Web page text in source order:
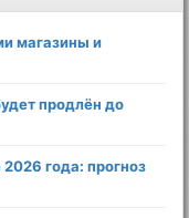
магазины и
продлён до
2026 года: прогноз